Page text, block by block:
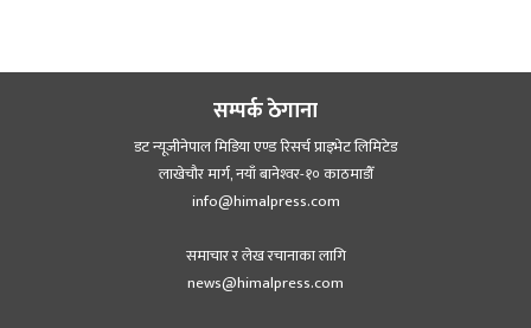
सम्पर्क ठेगाना
डट न्यूजीनेपाल मिडिया एण्ड रिसर्च प्राइभेट लिमिटेड
लाखेचौर मार्ग, नयाँ बानेश्‍वर-१० काठमाडौँ
info@himalpress.com
समाचार र लेख रचानाका लागि
news@himalpress.com